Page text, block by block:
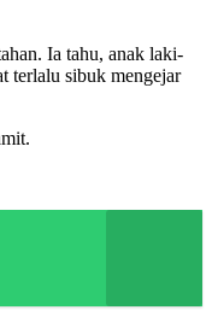
Ia tahu, anak laki-
terlalu sibuk mengejar